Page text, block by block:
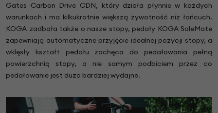
Gates Carbon Drive CDN, który działa płynnie w każdych
warunkach i ma kilkukrotnie większą żywotność niż łańcuch.
KOGA zadbała także o nasze stopy, pedały KOGA SoleMate
zapewniają automatyczne przyjęcie idealnej pozycji stopy, a
wklęsły kształt pedału zachęca do pedałowania pełną
powierzchnią stopy, a nie samym podbiciem przez co
pedałowanie jest dużo bardziej wydajne.